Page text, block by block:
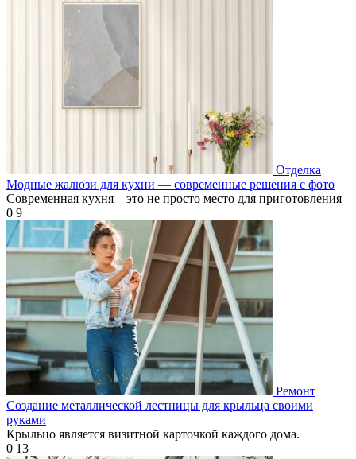
Отделка
Модные жалюзи для кухни — современные решения с фото
Современная кухня – это не просто место для приготовления
0 9
Ремонт
Создание металлической лестницы для крыльца своими
руками
Крыльцо является визитной карточкой каждого дома.
0 13